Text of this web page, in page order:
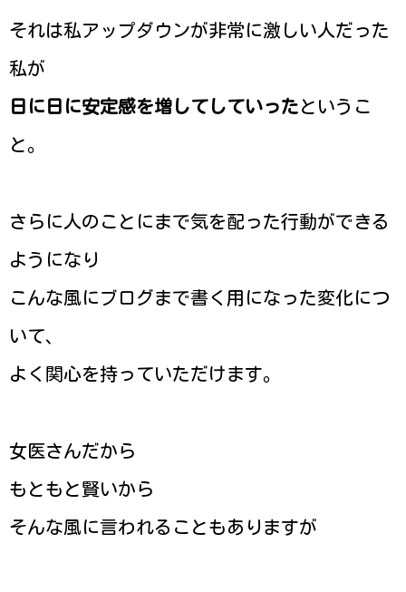
それは私アップダウンが非常に激しい人だった
私が
日に日に安定感を増してしていったというこ
と。
さらに人のことにまで気を配った行動ができる
ようになり
こんな風にブログまで書く用になった変化につ
いて、
よく関心を持っていただけます。
女医さんだから
もともと賢いから
そんな風に言われることもありますが